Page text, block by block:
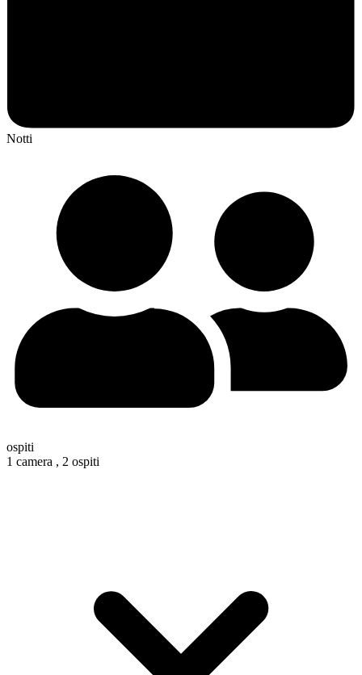
Notti
ospiti
1 camera , 2 ospiti